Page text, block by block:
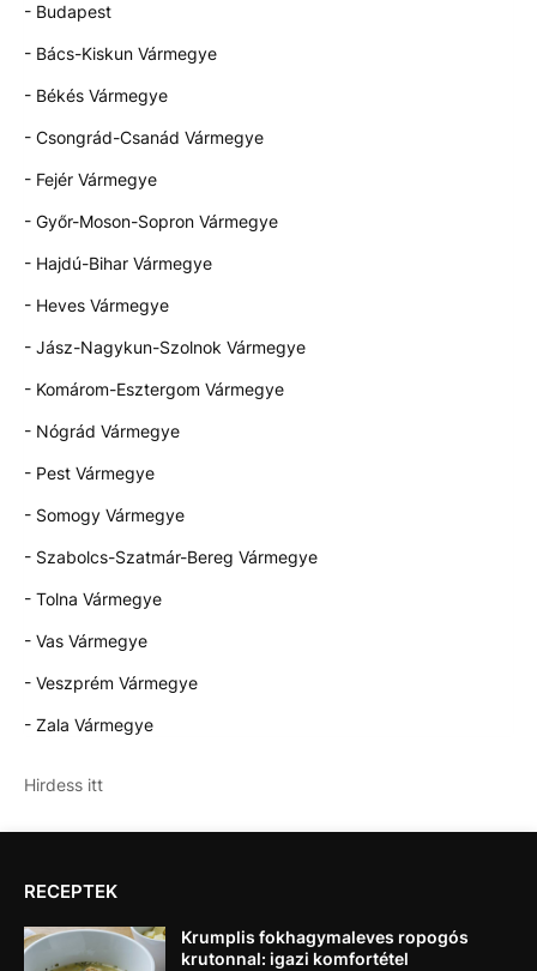
- Budapest
- Bács-Kiskun Vármegye
- Békés Vármegye
- Csongrád-Csanád Vármegye
- Fejér Vármegye
- Győr-Moson-Sopron Vármegye
- Hajdú-Bihar Vármegye
- Heves Vármegye
- Jász-Nagykun-Szolnok Vármegye
- Komárom-Esztergom Vármegye
- Nógrád Vármegye
- Pest Vármegye
- Somogy Vármegye
- Szabolcs-Szatmár-Bereg Vármegye
- Tolna Vármegye
- Vas Vármegye
- Veszprém Vármegye
- Zala Vármegye
Hirdess itt
RECEPTEK
Krumplis fokhagymaleves ropogós
krutonnal: igazi komfortétel